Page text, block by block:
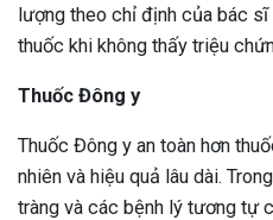
lượng theo chỉ định của bác sĩ
thuốc khi không thấy triệu
Thuốc Đông y
Thuốc Đông y an toàn hơn
nhiên và hiệu quả lâu dài.
tràng và các bệnh lý tương tự